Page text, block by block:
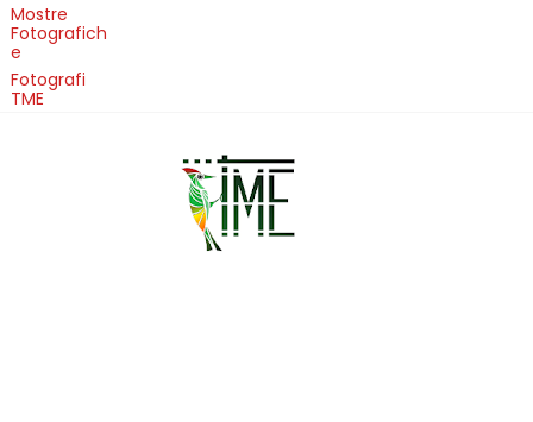
Mostre
Fotografich
e
Fotografi
TME